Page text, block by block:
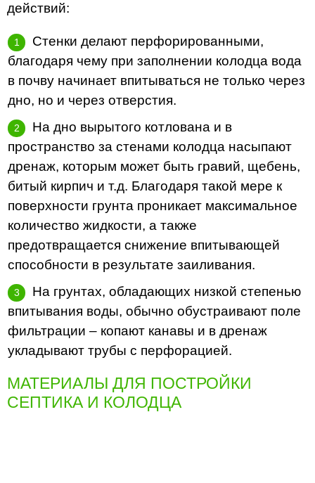
действий:
Стенки делают перфорированными,
благодаря чему при заполнении колодца вода
в почву начинает впитываться не только через
дно, но и через отверстия.
На дно вырытого котлована и в
пространство за стенами колодца насыпают
дренаж, которым может быть гравий, щебень,
битый кирпич и т.д. Благодаря такой мере к
поверхности грунта проникает максимальное
количество жидкости, а также
предотвращается снижение впитывающей
способности в результате заиливания.
На грунтах, обладающих низкой степенью
впитывания воды, обычно обустраивают поле
фильтрации – копают канавы и в дренаж
укладывают трубы с перфорацией.
МАТЕРИАЛЫ ДЛЯ ПОСТРОЙКИ
СЕПТИКА И КОЛОДЦА